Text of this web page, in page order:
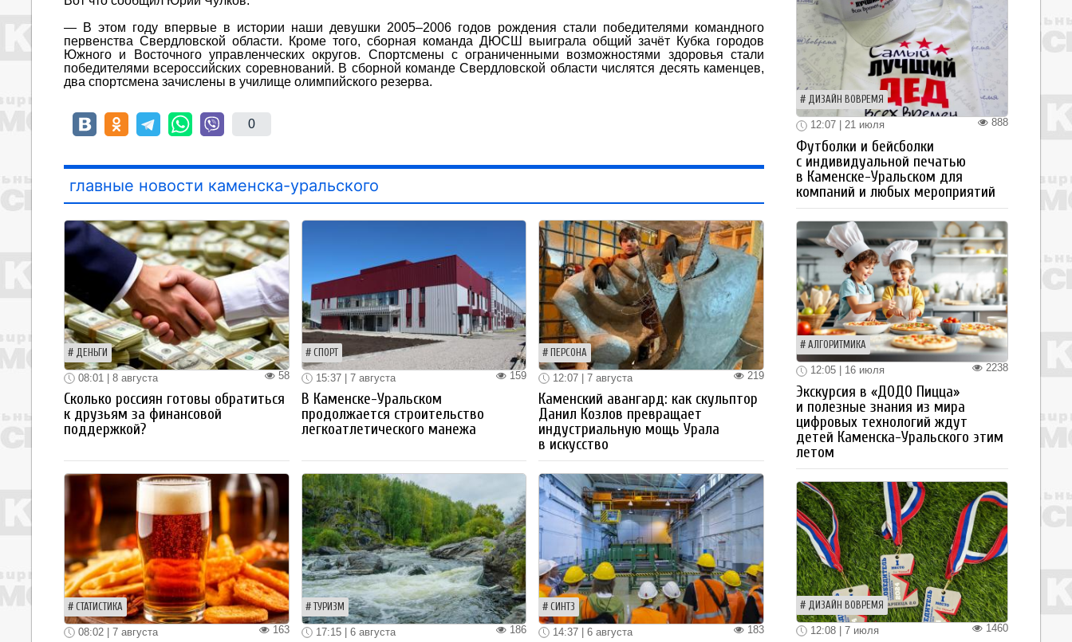
— В этом году впервые в истории наши девушки 2005–2006 годов рождения стали победителями командного
первенства Свердловской области. Кроме того, сборная команда ДЮСШ выиграла общий зачёт Кубка городов
Южного и Восточного управленческих округов. Спортсмены с ограниченными возможностями здоровья стали
победителями всероссийских соревнований. В сборной команде Свердловской области числятся десять каменцев,
два спортсмена зачислены в училище олимпийского резерва.
0
главные новости каменска-уральского
ДЕНЬГИ
58
08:01 | 8 августа
Сколько россиян готовы обратиться
к друзьям за финансовой
поддержкой?
СПОРТ
159
15:37 | 7 августа
В Каменске-Уральском
продолжается строительство
легкоатлетического манежа
ПЕРСОНА
219
12:07 | 7 августа
Каменский авангард: как скульптор
Данил Козлов превращает
индустриальную мощь Урала
в искусство
СТАТИСТИКА
163
08:02 | 7 августа
ТУРИЗМ
186
17:15 | 6 августа
СИНТЗ
183
14:37 | 6 августа
ДИЗАЙН ВОВРЕМЯ
888
12:07 | 21 июля
Футболки и бейсболки
с индивидуальной печатью
в Каменске-Уральском для
компаний и любых мероприятий
АЛГОРИТМИКА
2238
12:05 | 16 июля
Экскурсия в «ДОДО Пицца»
и полезные знания из мира
цифровых технологий ждут
детей Каменска-Уральского этим
летом
ДИЗАЙН ВОВРЕМЯ
1460
12:08 | 7 июля